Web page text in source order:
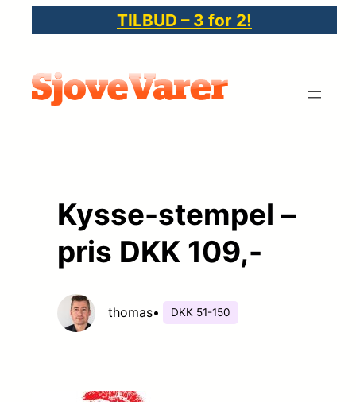
indhold
TILBUD – 3 for 2!
Kysse-stempel –
pris DKK 109,-
thomas• DKK 51-150